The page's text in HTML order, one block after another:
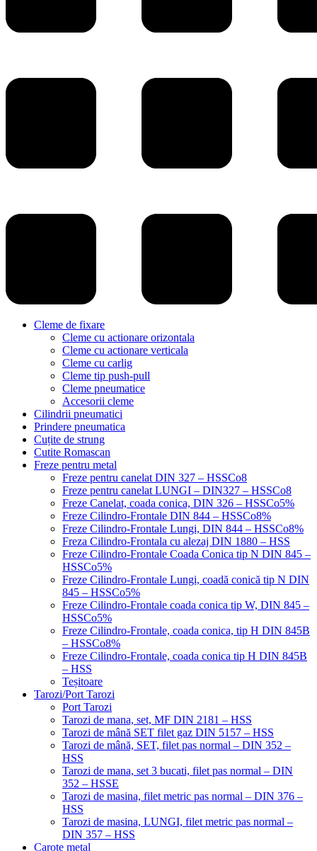
Cleme de fixare
Cleme cu actionare orizontala
Cleme cu actionare verticala
Cleme cu carlig
Cleme tip push-pull
Cleme pneumatice
Accesorii cleme
Cilindrii pneumatici
Prindere pneumatica
Cuțite de strung
Cutite Romascan
Freze pentru metal
Freze pentru canelat DIN 327 – HSSCo8
Freze pentru canelat LUNGI – DIN327 – HSSCo8
Freze Canelat, coada conica, DIN 326 – HSSCo5%
Freze Cilindro-Frontale DIN 844 – HSSCo8%
Freze Cilindro-Frontale Lungi, DIN 844 – HSSCo8%
Freza Cilindro-Frontala cu alezaj DIN 1880 – HSS
Freze Cilindro-Frontale Coada Conica tip N DIN 845 –
HSSCo5%
Freze Cilindro-Frontale Lungi, coadă conică tip N DIN
845 – HSSCo5%
Freze Cilindro-Frontale coada conica tip W, DIN 845 –
HSSCo5%
Freze Cilindro-Frontale, coada conica, tip H DIN 845B
– HSSCo8%
Freze Cilindro-Frontale, coada conica tip H DIN 845B
– HSS
Teșitoare
Tarozi/Port Tarozi
Port Tarozi
Tarozi de mana, set, MF DIN 2181 – HSS
Tarozi de mână SET filet gaz DIN 5157 – HSS
Tarozi de mână, SET, filet pas normal – DIN 352 –
HSS
Tarozi de mana, set 3 bucati, filet pas normal – DIN
352 – HSSE
Tarozi de masina, filet metric pas normal – DIN 376 –
HSS
Tarozi de masina, LUNGI, filet metric pas normal –
DIN 357 – HSS
Carote metal